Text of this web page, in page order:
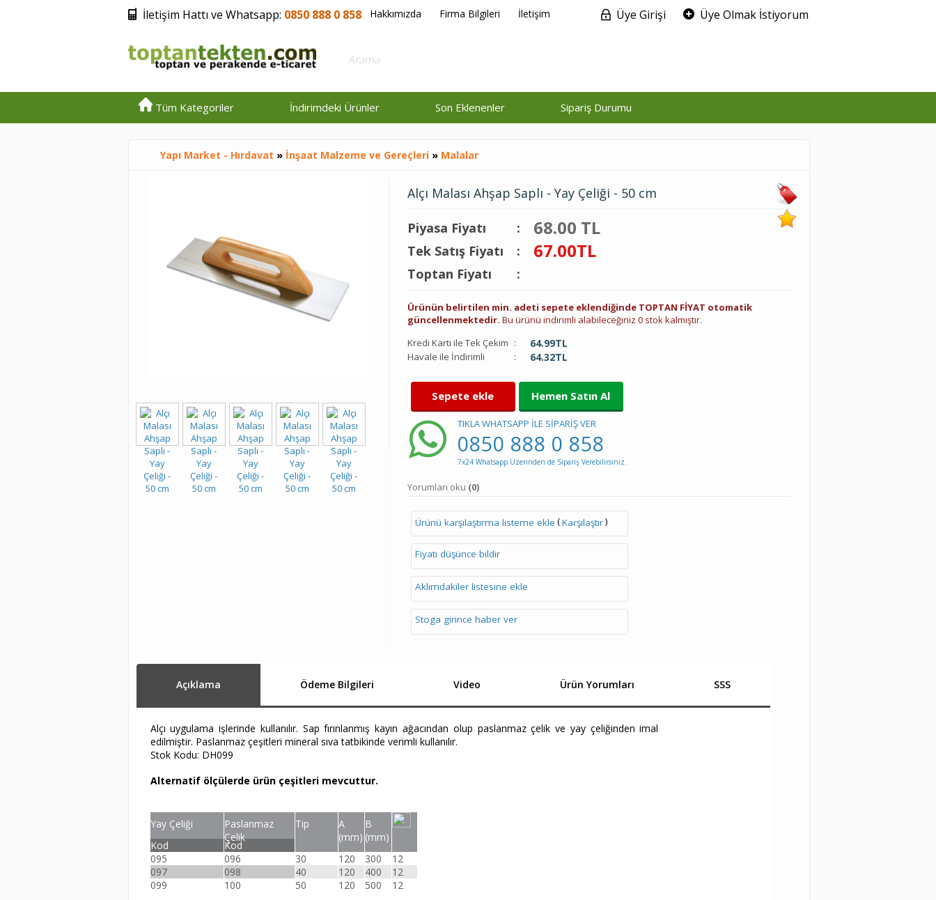
İletişim Hattı ve Whatsapp: 0850 888 0 858 Hakkımızda Firma Bilgileri İletişim Üye Girişi Üye Olmak İstiyorum
Tüm Kategoriler İndirimdeki Ürünler Son Eklenenler Sipariş Durumu
Yapı Market - Hırdavat » İnşaat Malzeme ve Gereçleri» Malalar
Alçı Malası Ahşap Saplı - Yay Çeliği - 50 cm
Piyasa Fiyatı : 68.00 TL
Tek Satış Fiyatı : 67.00TL
Toptan Fiyatı :
Ürünün belirtilen min. adeti sepete eklendiğinde TOPTAN FİYAT otomatik
güncellenmektedir. Bu ürünü indirimli alabileceğiniz 0 stok kalmıştır.
Kredi Kartı ile Tek Çekim : 64.99TL
Havale ile İndirimli : 64.32TL
Sepete ekle Hemen Satın Al
TIKLA WHATSAPP İLE SİPARİŞ VER
0850 888 0 858
7x24 Whatsapp Üzerinden de Sipariş Verebilirsiniz.
Yorumları oku (0)
Ürünü karşılaştırma listeme ekle (Karşılaştır)
Fiyatı düşünce bildir
Aklımdakiler listesine ekle
Stoga girince haber ver
Açıklama Ödeme Bilgileri Video Ürün Yorumları SSS
Alçı uygulama işlerinde kullanılır. Sap fırınlanmış kayın ağacından olup paslanmaz çelik ve yay çeliğinden imal
edilmiştir. Paslanmaz çeşitleri mineral sıva tatbikinde verimli kullanılır.
Stok Kodu: DH099
Alternatif ölçülerde ürün çeşitleri mevcuttur.
Yay Çeliği
Paslanmaz
Çelik
Tip
A
(mm)
B
(mm)
Kod
Kod
095
096 30 120 300
12
097
098 40 120 400
12
099
100 50 120 500 12